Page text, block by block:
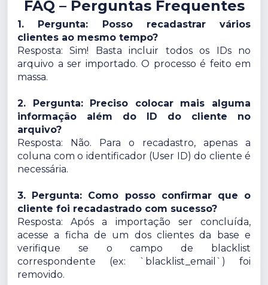
FAQ – Perguntas Frequentes
1. Pergunta: Posso recadastrar vários
clientes ao mesmo tempo?
Resposta: Sim! Basta incluir todos os IDs no
arquivo a ser importado. O processo é feito em
massa.
2. Pergunta: Preciso colocar mais alguma
informação além do ID do cliente no
arquivo?
Resposta: Não. Para o recadastro, apenas a
coluna com o identificador (User ID) do cliente é
necessária.
3. Pergunta: Como posso confirmar que o
cliente foi recadastrado com sucesso?
Resposta: Após a importação ser concluída,
acesse a ficha de um dos clientes da base e
verifique se o campo de blacklist
correspondente (ex: `blacklist_email`) foi
removido.